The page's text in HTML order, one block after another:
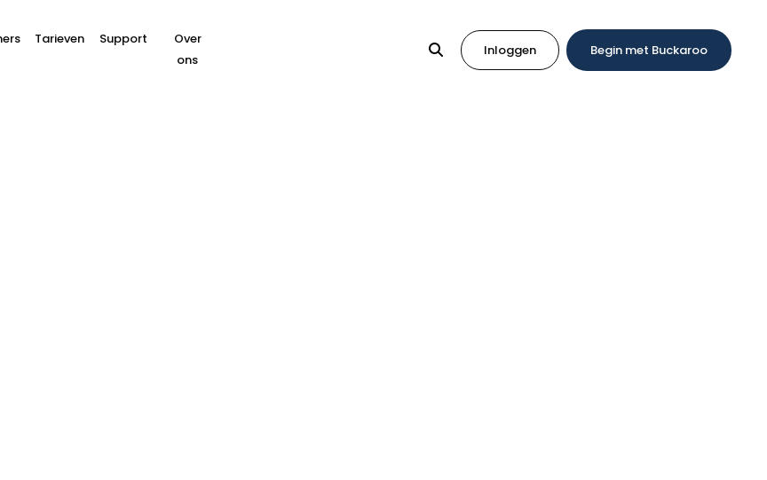
Tarieven Support
Over
ons
Inloggen Begin met Buckaroo
met Buckaroo Credit Management